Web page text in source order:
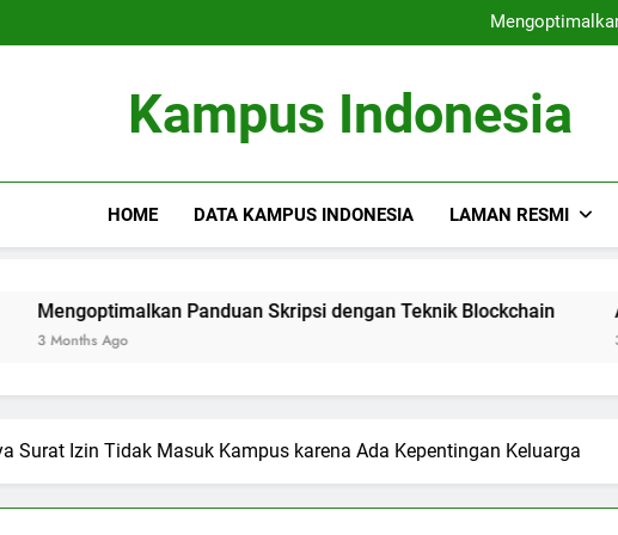
Audit Mutu Internal : Faktor
Audit Mutu Internal : Faktor
Kampus Indonesia
HOME DATA KAMPUS INDONESIA LAMAN RESMI
Panduan Skripsi dengan Teknik Blockchain
Ago
Audit
3 Months
Surat Izin Tidak Masuk Kampus karena Ada Kepentingan Keluarga